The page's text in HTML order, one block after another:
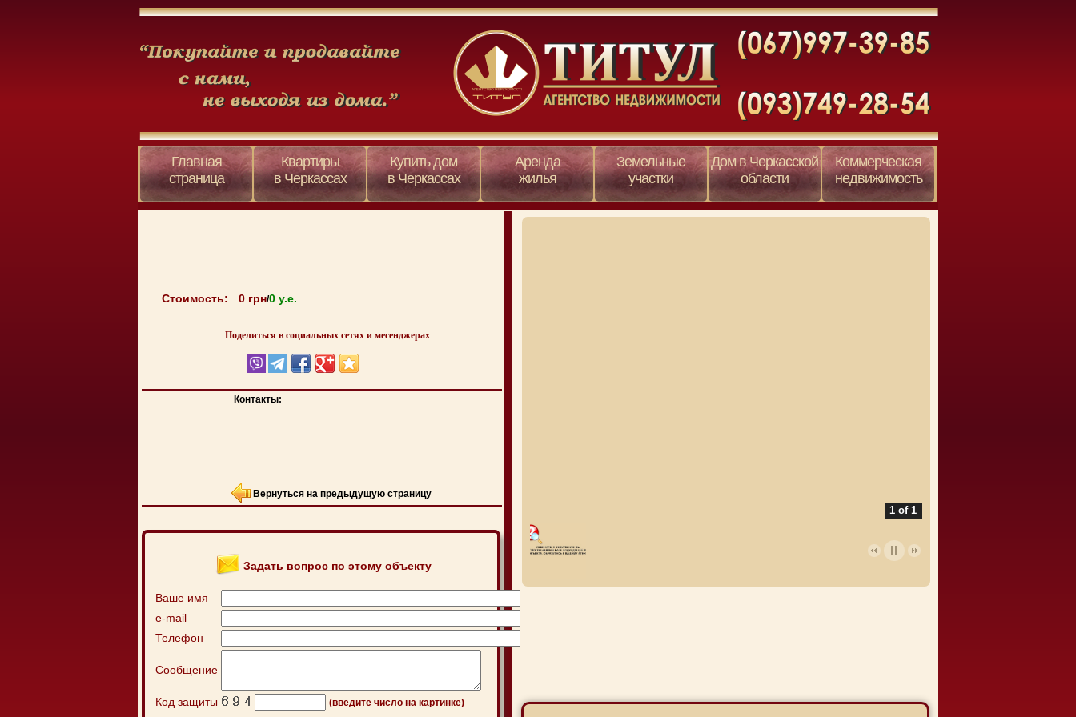
Главная
страница
Квартиры
в Черкассах
Купить дом
в Черкассах
Аренда
жилья
Земельные
участки
Дом в Черкасской
области
Коммерческая
недвижимость
Стоимость: 0 грн/0 y.e.
Поделиться в социальных сетях и месенджерах
Контакты:
Вернуться на предыдущую страницу
Задать вопрос по этому объекту
Ваше имя
e-mail
Телефон
Сообщение
Код защиты (введите число на картинке)
1 of 1